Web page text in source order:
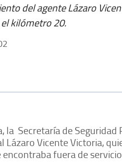
del agente Lázaro
kilómetro 20.
Secretaría de Seguridad
Vicente Victoria,
fuera de